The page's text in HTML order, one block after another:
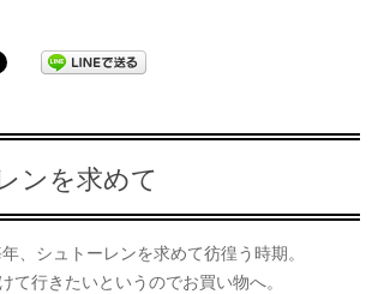
ンを求めて
、シュトーレンを求めて彷徨う時期。
て行きたいというのでお買い物へ。